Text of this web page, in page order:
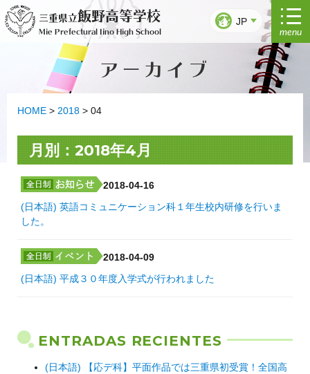
al
contenido
三重県立飯野高等学校
Mie Prefectural Iino High School
JP
menu
アーカイブ
HOME > 2018 > 04
月別：2018年4月
2018-04-16
(日本語) 英語コミュニケーション科１年生校内研修を行いま
した。
2018-04-09
(日本語) 平成３０年度入学式が行われました
ENTRADAS RECIENTES
(日本語) 【応デ科】平面作品では三重県初受賞！全国高